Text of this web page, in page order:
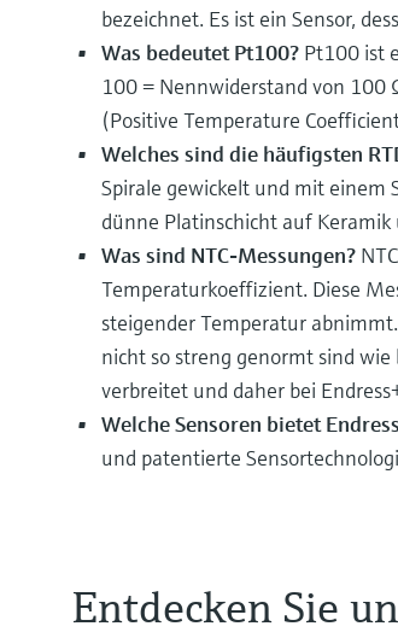
bezeichnet. Es ist ein Sensor,
Was bedeutet Pt100? Pt100 ist
100 = Nennwiderstand von 100
(Positive Temperature
Welches sind die häufigsten
Spirale gewickelt und mit einem
dünne Platinschicht auf Keramik
Was sind NTC-Messungen?
Temperaturkoeffizient. Diese
steigender Temperatur
nicht so streng genormt sind
verbreitet und daher bei
Welche Sensoren bietet
und patentierte
Sie finden,
Entdecken Sie